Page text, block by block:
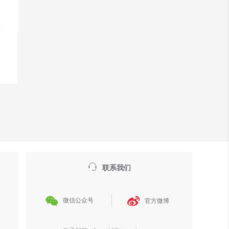
 联系我们
 微信公众号  官方微博